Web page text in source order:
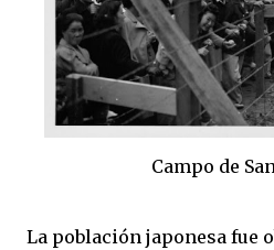
Campo de
La población japonesa fue